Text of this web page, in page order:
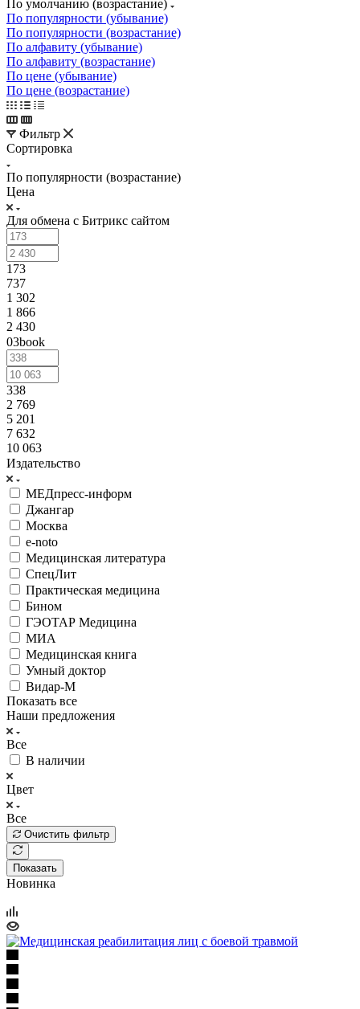
По умолчанию (возрастание)
По популярности (убывание)
По популярности (возрастание)
По алфавиту (убывание)
По алфавиту (возрастание)
По цене (убывание)
По цене (возрастание)
Фильтр
Сортировка
По популярности (возрастание)
Цена
Для обмена с Битрикс сайтом
173
737
1 302
1 866
2 430
03book
338
2 769
5 201
7 632
10 063
Издательство
МЕДпресс-информ
Джангар
Москва
e-noto
Медицинская литература
СпецЛит
Практическая медицина
Бином
ГЭОТАР Медицина
МИА
Медицинская книга
Умный доктор
Видар-М
Показать все
Наши предложения
Все
В наличии
Цвет
Все
Очистить фильтр
Показать
Новинка